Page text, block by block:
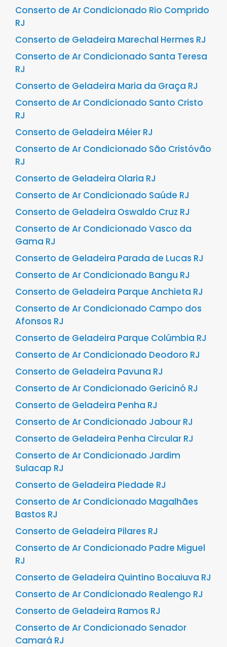
Conserto de Ar Condicionado Rio Comprido
RJ
Conserto de Geladeira Marechal Hermes RJ
Conserto de Ar Condicionado Santa Teresa
RJ
Conserto de Geladeira Maria da Graça RJ
Conserto de Ar Condicionado Santo Cristo
RJ
Conserto de Geladeira Méier RJ
Conserto de Ar Condicionado São Cristóvão
RJ
Conserto de Geladeira Olaria RJ
Conserto de Ar Condicionado Saúde RJ
Conserto de Geladeira Oswaldo Cruz RJ
Conserto de Ar Condicionado Vasco da
Gama RJ
Conserto de Geladeira Parada de Lucas RJ
Conserto de Ar Condicionado Bangu RJ
Conserto de Geladeira Parque Anchieta RJ
Conserto de Ar Condicionado Campo dos
Afonsos RJ
Conserto de Geladeira Parque Colúmbia RJ
Conserto de Ar Condicionado Deodoro RJ
Conserto de Geladeira Pavuna RJ
Conserto de Ar Condicionado Gericinó RJ
Conserto de Geladeira Penha RJ
Conserto de Ar Condicionado Jabour RJ
Conserto de Geladeira Penha Circular RJ
Conserto de Ar Condicionado Jardim
Sulacap RJ
Conserto de Geladeira Piedade RJ
Conserto de Ar Condicionado Magalhães
Bastos RJ
Conserto de Geladeira Pilares RJ
Conserto de Ar Condicionado Padre Miguel
RJ
Conserto de Geladeira Quintino Bocaiuva RJ
Conserto de Ar Condicionado Realengo RJ
Conserto de Geladeira Ramos RJ
Conserto de Ar Condicionado Senador
Camará RJ